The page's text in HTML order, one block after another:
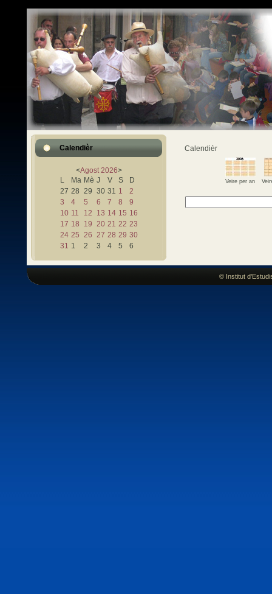
Calendièr
<Agost 2026>
L
Ma Mè J V S
D
27 28 29 30 31 1
2
3
4 5 6 7 8
9
10 11 12 13 14 15 16
17 18 19 20 21 22 23
24 25 26 27 28 29 30
31 1 2 3 4 5 6
Calendièr
Veire per an
© Institut